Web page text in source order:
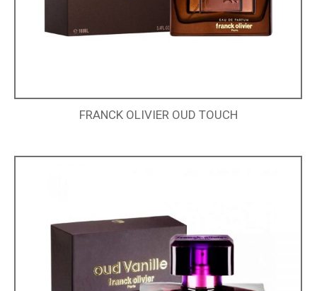
FRANCK OLIVIER OUD TOUCH